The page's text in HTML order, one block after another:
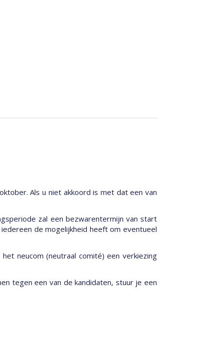
Als u niet akkoord is met dat een van
zal een bezwarentermijn van start
de mogelijkheid heeft om eventueel
neucom (neutraal comité) een verkiezing
tegen een van de kandidaten, stuur je een